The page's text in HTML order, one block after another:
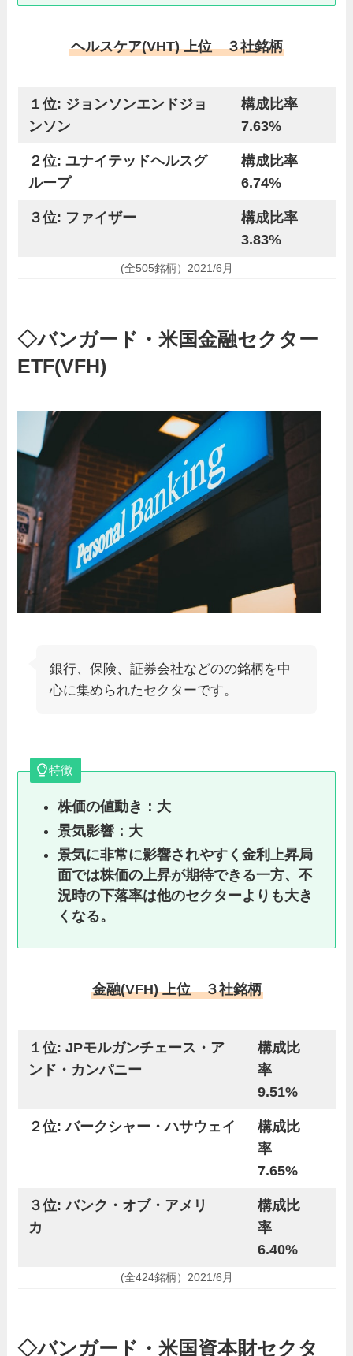
ヘルスケア(VHT) 上位 ３社銘柄
１位: ジョンソンエンドジョ
ンソン
構成比率
7.63%
２位: ユナイテッドヘルスグ
ループ
構成比率
6.74%
３位: ファイザー
構成比率
3.83%
(全505銘柄）2021/6月
◇バンガード・米国金融セクター
ETF(VFH)
銀行、保険、証券会社などのの銘柄を中
心に集められたセクターです。
特徴
株価の値動き：大
景気影響：大
景気に非常に影響されやすく金利上昇局
面では株価の上昇が期待できる一方、不
況時の下落率は他のセクターよりも大き
くなる。
金融(VFH) 上位 ３社銘柄
１位: JPモルガンチェース・ア
ンド・カンパニー
構成比
率
9.51%
２位: バークシャー・ハサウェイ
構成比
率
7.65%
３位: バンク・オブ・アメリ
カ
構成比
率
6.40%
(全424銘柄）2021/6月
◇バンガード・米国資本財セクタ